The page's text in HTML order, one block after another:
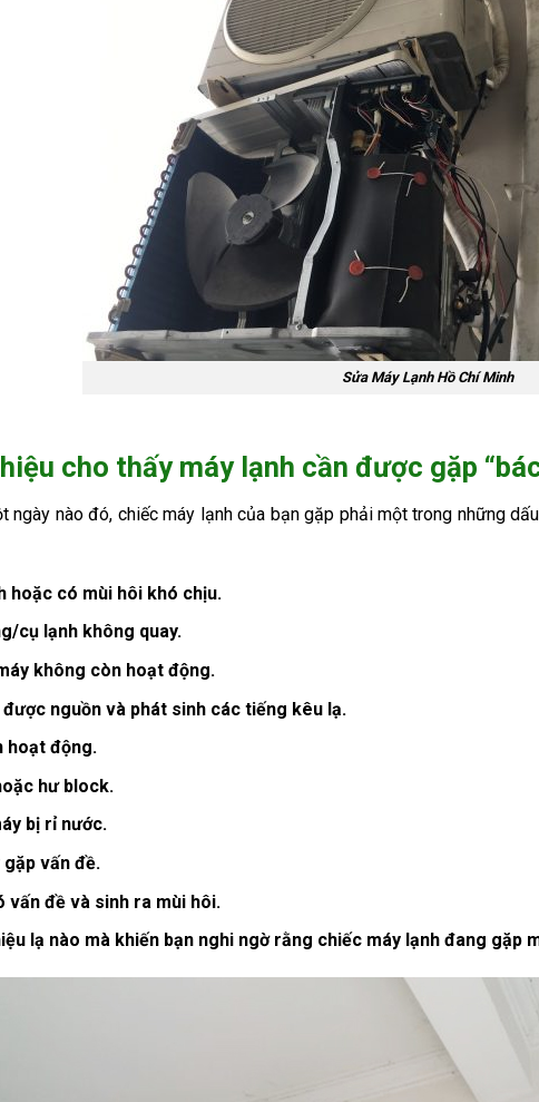
Sửa Máy Lạnh Hồ Chí Minh
cho thấy máy lạnh cần được gặp
ngày nào đó, chiếc máy lạnh của bạn gặp phải một trong những
hoặc có mùi hôi khó chịu.
cụ lạnh không quay.
không còn hoạt động.
nguồn và phát sinh các tiếng kêu lạ.
hoạt động.
hư block.
bị rỉ nước.
vấn đề.
vấn đề và sinh ra mùi hôi.
lạ nào mà khiến bạn nghi ngờ rằng chiếc máy lạnh đang gặp